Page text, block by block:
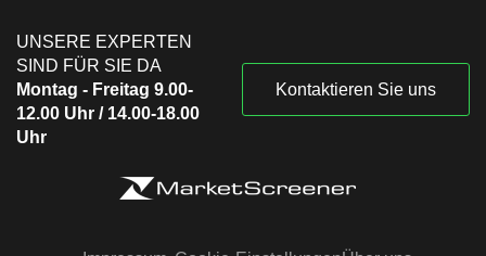
UNSERE EXPERTEN
SIND FÜR SIE DA
Montag - Freitag 9.00-
12.00 Uhr / 14.00-18.00
Uhr
Kontaktieren Sie uns